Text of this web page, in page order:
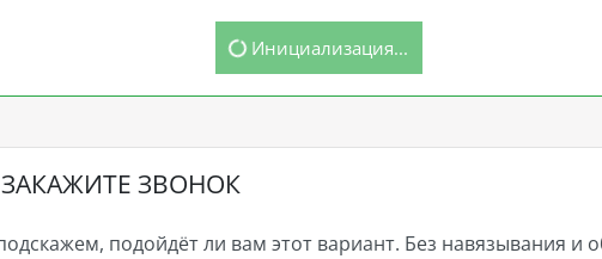
Инициализация...
ЗВОНОК
подойдёт ли вам этот вариант. Без навязывания и